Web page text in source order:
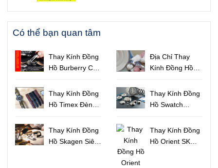
Có thể bạn quan tâm
Thay Kính Đồng
Hồ Burberry Cao
Sọc Độc Đáo
Địa Chỉ Thay
Kính Đồng Hồ
Lượng Tại
TPHCM
Thay Kính Đồng
Hồ Timex Đèn
Lấy Liền
Thay Kính Đồng
Hồ Swatch
Liền TPHCM
Thay Kính Đồng
Hồ Skagen Siêu
Thay Kính Đồng
Hồ Orient SK